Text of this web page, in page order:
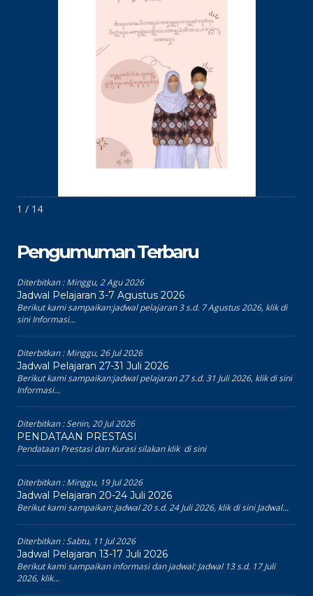
1 / 14
Pengumuman Terbaru
Diterbitkan :Minggu, 2 Agu 2026
Jadwal Pelajaran 3-7 Agustus 2026
Berikut kami sampaikan:jadwal pelajaran 3 s.d. 7 Agustus 2026, klik di
sini Informasi...
Diterbitkan :Minggu, 26 Jul 2026
Jadwal Pelajaran 27-31 Juli 2026
Berikut kami sampaikan:jadwal pelajaran 27 s.d. 31 Juli 2026, klik di sini
Informasi...
Diterbitkan :Senin, 20 Jul 2026
PENDATAAN PRESTASI
Pendataan Prestasi dan Kurasi silakan klik di sini
Diterbitkan :Minggu, 19 Jul 2026
Jadwal Pelajaran 20-24 Juli 2026
Berikut kami sampaikan: Jadwal 20 s.d. 24 Juli 2026, klik di sini Jadwal...
Diterbitkan :Sabtu, 11 Jul 2026
Jadwal Pelajaran 13-17 Juli 2026
Berikut kami sampaikan informasi dan jadwal: Jadwal 13 s.d. 17 Juli
2026, klik...